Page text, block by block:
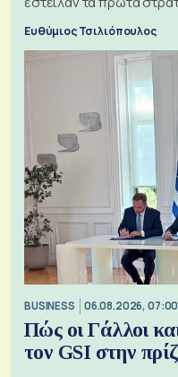
Ευθύμιος Τσιλιόπουλος
BUSINESS 06.08.2026, 07:00
Πώς οι Γάλλοι
τον GSI στην